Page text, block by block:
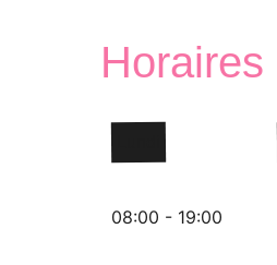
Horaires
08:00 - 19:00